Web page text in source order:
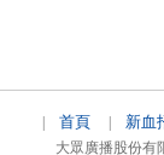
| 首頁| 新血
大眾廣播股份有